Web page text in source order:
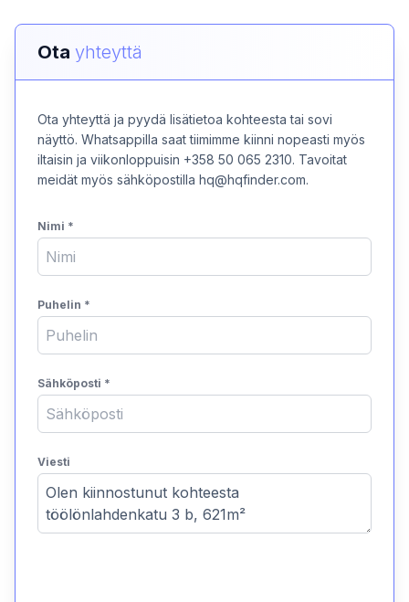
Ota yhteyttä
Ota yhteyttä ja pyydä lisätietoa kohteesta tai sovi
näyttö. Whatsappilla saat tiimimme kiinni nopeasti myös
iltaisin ja viikonloppuisin +358 50 065 2310. Tavoitat
meidät myös sähköpostilla hq@hqfinder.com.
Nimi *
Puhelin *
Sähköposti *
Viesti